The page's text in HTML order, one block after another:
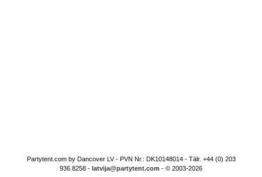
Partytent.com by Dancover LV - PVN Nr.: DK10148014 - Tālr. +44 (0) 203
936 8258 - latvija@partytent.com - © 2003-2026